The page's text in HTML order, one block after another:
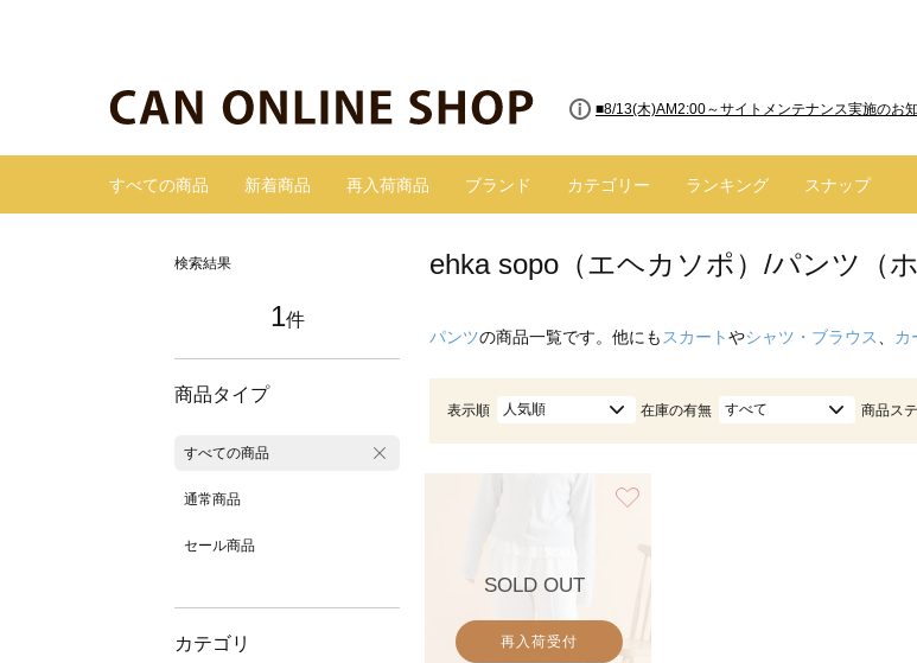
■8/13(木)AM2:00～サイトメンテナンス実施のお
すべての商品 新着商品 再入荷商品 ブランド カテゴリー ランキング スナップ
検索結果
1件
商品タイプ
すべての商品
通常商品
セール商品
カテゴリ
ehka sopo（エヘカソポ）/パンツ（
パンツの商品一覧です。他にも スカートやシャツ・ブラウス カ
表示順 人気順 在庫の有無 すべて 商品ス
SOLD OUT
再入荷受付